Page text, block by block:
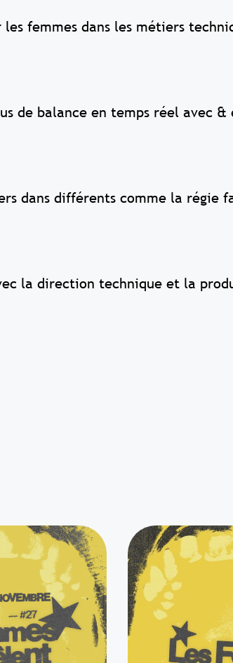
femmes dans les métiers
de balance en temps réel avec &
dans différents comme la régie
la direction technique et la